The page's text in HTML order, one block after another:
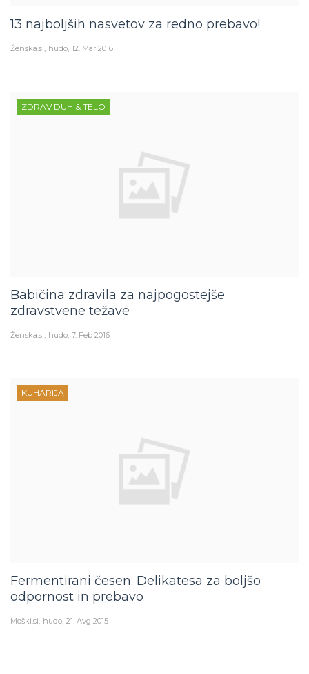
13 najboljših nasvetov za redno prebavo!
Ženska.si hudo 12. Mar 2016
ZDRAV DUH & TELO
Babičina zdravila za najpogostejše
zdravstvene težave
Ženska.si hudo 7. Feb 2016
KUHARIJA
Fermentirani česen: Delikatesa za boljšo
odpornost in prebavo
Moški.si hudo 21. Avg 2015